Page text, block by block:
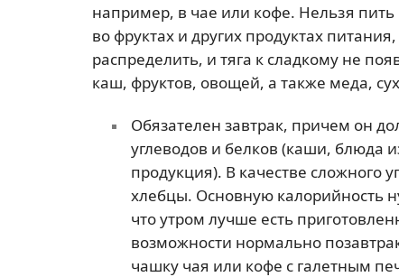
например, в чае или кофе. Нельзя
во фруктах и других продуктах
распределить, и тяга к сладкому не
каш, фруктов, овощей, а также меда,
Обязателен завтрак, причем он
углеводов и белков (каши, блюда
продукция). В качестве сложного
хлебцы. Основную калорийность
что утром лучше есть
возможности нормально
чашку чая или кофе с галетным